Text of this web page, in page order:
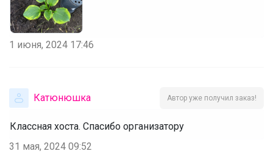
1 июня, 2024 17:46
Катюнюшка Автор уже получил заказ!
Классная хоста. Спасибо организатору
31 мая, 2024 09:52